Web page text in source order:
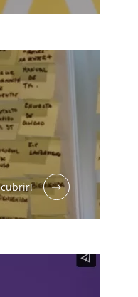
de datos